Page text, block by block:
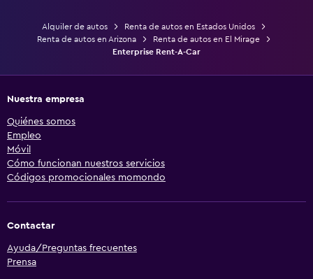
Alquiler de autos
Renta de autos en Estados Unidos
Renta de autos en Arizona
Renta de autos en El Mirage
Enterprise Rent-A-Car
Nuestra empresa
Quiénes somos
Empleo
Móvil
Cómo funcionan nuestros servicios
Códigos promocionales momondo
Contactar
Ayuda/Preguntas frecuentes
Prensa